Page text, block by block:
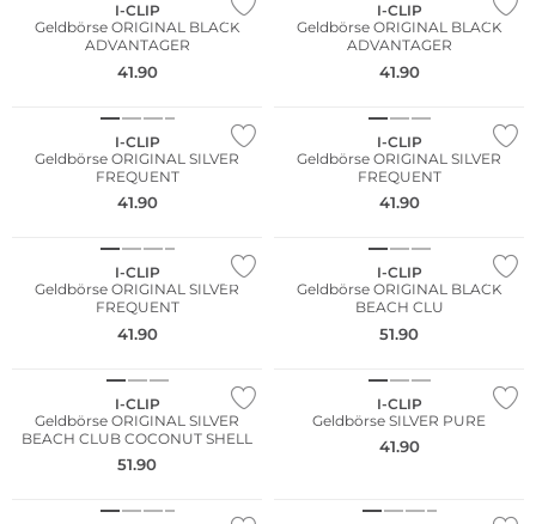
I-CLIP
Geldbörse ORIGINAL BLACK
ADVANTAGER
41.90
I-CLIP
Geldbörse ORIGINAL BLACK
ADVANTAGER
41.90
I-CLIP
Geldbörse ORIGINAL SILVER
FREQUENT
41.90
I-CLIP
Geldbörse ORIGINAL SILVER
FREQUENT
41.90
I-CLIP
Geldbörse ORIGINAL SILVER
FREQUENT
41.90
I-CLIP
Geldbörse ORIGINAL BLACK
BEACH CLU
51.90
I-CLIP
Geldbörse ORIGINAL SILVER
BEACH CLUB COCONUT SHELL
51.90
I-CLIP
Geldbörse SILVER PURE
41.90